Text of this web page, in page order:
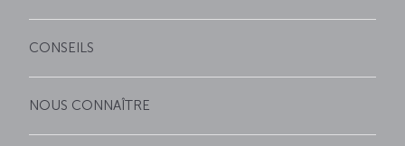
CONSEILS
NOUS CONNAÎTRE